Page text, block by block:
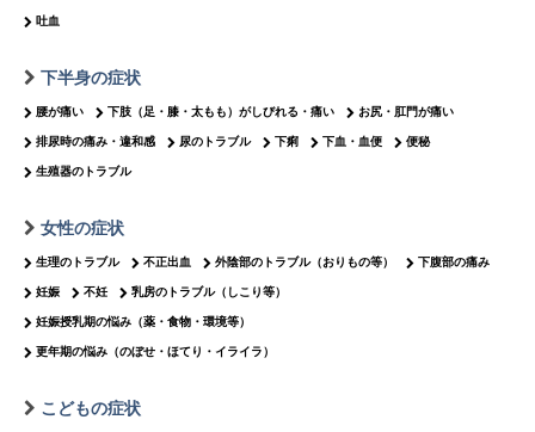
吐血
下半身の症状
腰が痛い 下肢（足・膝・太もも）がしびれる・痛い お尻・肛門が痛い
排尿時の痛み・違和感 尿のトラブル 下痢 下血・血便 便秘
生殖器のトラブル
女性の症状
生理のトラブル 不正出血 外陰部のトラブル（おりもの等） 下腹部の痛み
妊娠 不妊 乳房のトラブル（しこり等）
妊娠授乳期の悩み（薬・食物・環境等）
更年期の悩み（のぼせ・ほてり・イライラ）
こどもの症状